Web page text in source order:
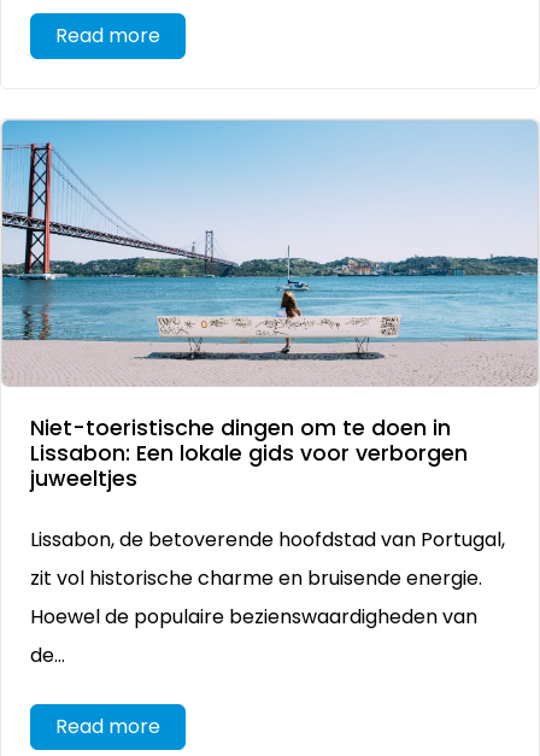
Read more
Niet-toeristische dingen om te doen in
Lissabon: Een lokale gids voor verborgen
juweeltjes
Lissabon, de betoverende hoofdstad van Portugal,
zit vol historische charme en bruisende energie.
Hoewel de populaire bezienswaardigheden van
de...
Read more